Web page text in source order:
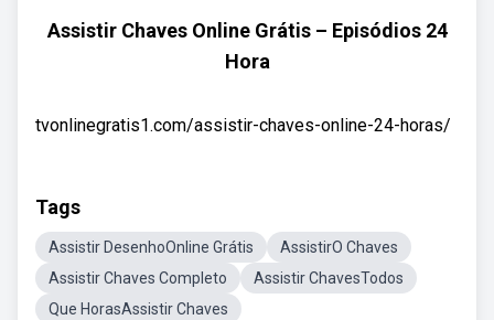
Assistir Chaves Online Grátis – Episódios 24
Hora
tvonlinegratis1.com/assistir-chaves-online-24-horas/
Tags
Assistir DesenhoOnline Grátis
AssistirO Chaves
Assistir Chaves Completo
Assistir ChavesTodos
Que HorasAssistir Chaves